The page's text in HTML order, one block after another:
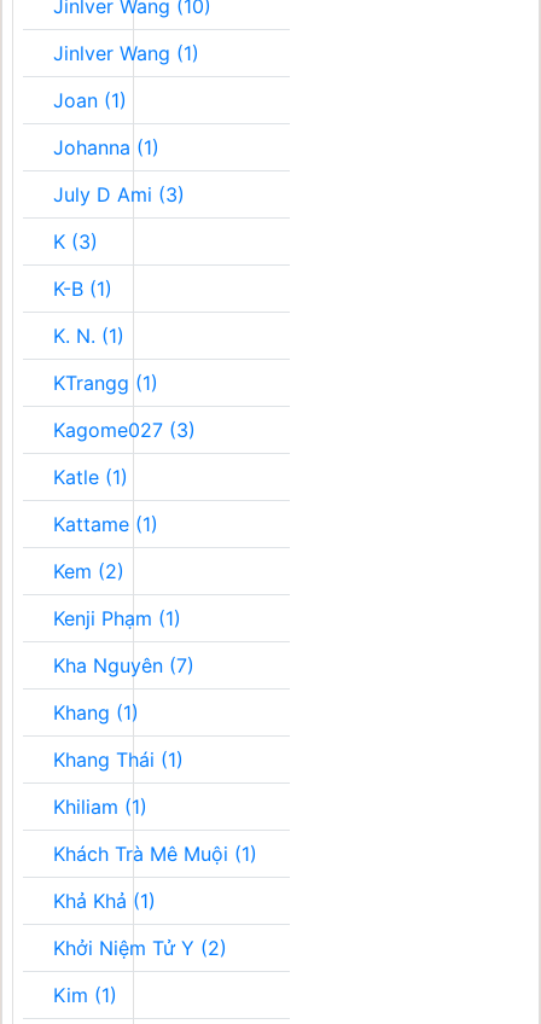
Jinlver Wang (10)
Jinlver Wang (1)
Joan (1)
Johanna (1)
July D Ami (3)
K (3)
K-B (1)
K. N. (1)
KTrangg (1)
Kagome027 (3)
Katle (1)
Kattame (1)
Kem (2)
Kenji Phạm (1)
Kha Nguyên (7)
Khang (1)
Khang Thái (1)
Khiliam (1)
Khách Trà Mê Muội (1)
Khả Khả (1)
Khởi Niệm Tử Y (2)
Kim (1)